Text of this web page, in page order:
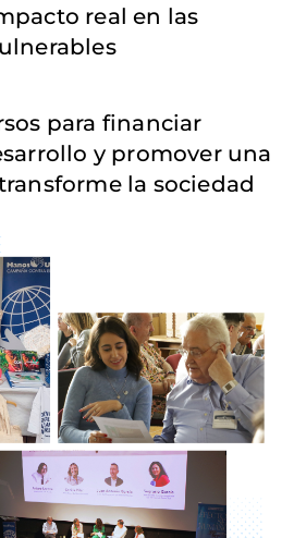
real en las
para financiar
y promover una
la sociedad